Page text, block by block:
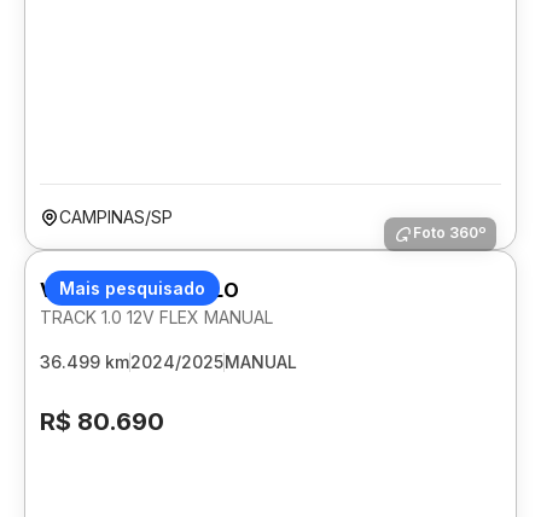
CAMPINAS/SP
Mais pesquisado
Foto 360º
VOLKSWAGEN POLO
TRACK 1.0 12V FLEX MANUAL
36.499 km2024/2025MANUAL
R$ 80.690